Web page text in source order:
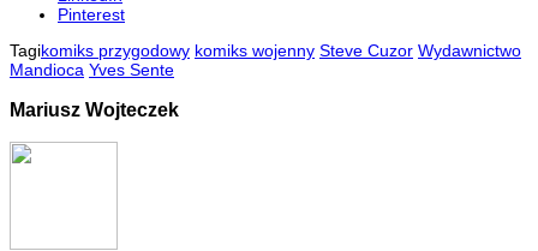
Pinterest
Tagikomiks przygodowy komiks wojenny Steve Cuzor Wydawnictwo
Mandioca Yves Sente
Mariusz Wojteczek